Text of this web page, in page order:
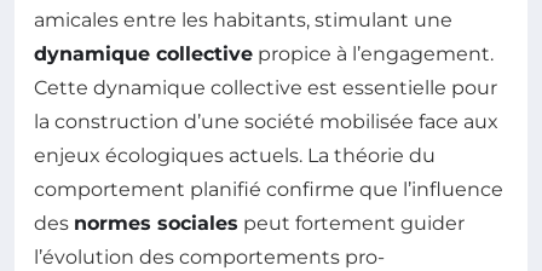
amicales entre les habitants, stimulant une
dynamique collective propice à l’engagement.
Cette dynamique collective est essentielle pour
la construction d’une société mobilisée face aux
enjeux écologiques actuels. La théorie du
comportement planifié confirme que l’influence
des normes sociales peut fortement guider
l’évolution des comportements pro-